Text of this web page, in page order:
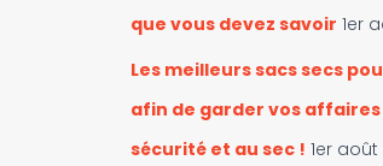
que vous devez savoir 1er
Les meilleurs sacs secs
afin de garder vos affaires
sécurité et au sec ! 1er août